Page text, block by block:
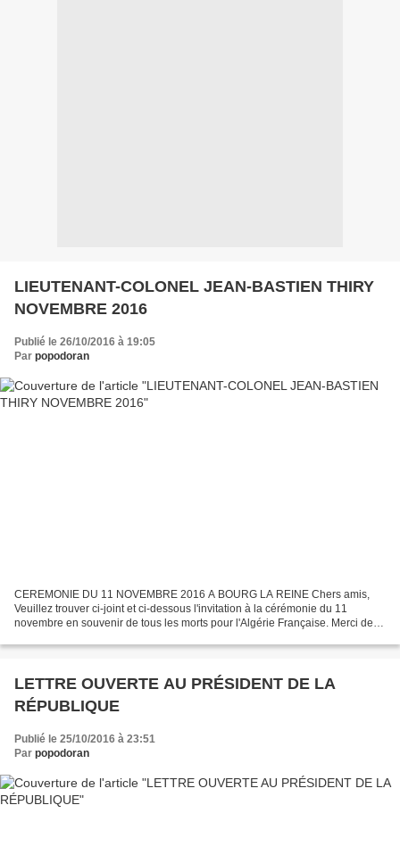
LIEUTENANT-COLONEL JEAN-BASTIEN THIRY
NOVEMBRE 2016
Publié le 26/10/2016 à 19:05
Par popodoran
CEREMONIE DU 11 NOVEMBRE 2016 A BOURG LA REINE Chers amis,
Veuillez trouver ci-joint et ci-dessous l'invitation à la cérémonie du 11
novembre en souvenir de tous les morts pour l'Algérie Française. Merci de
LETTRE OUVERTE AU PRÉSIDENT DE LA
RÉPUBLIQUE
Publié le 25/10/2016 à 23:51
Par popodoran